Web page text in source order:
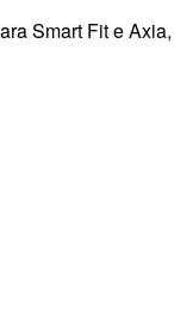
Smart Fit e Axia,